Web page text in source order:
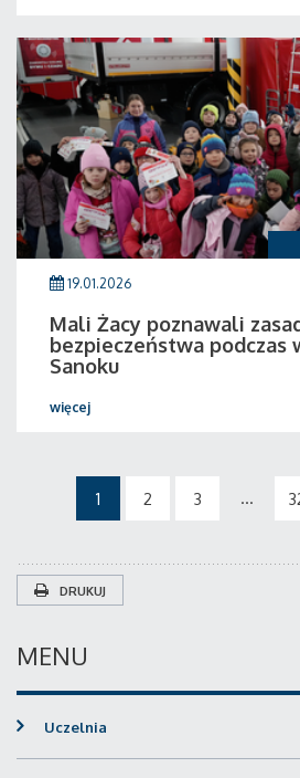
19.01.2026
Mali Żacy poznawali
bezpieczeństwa podczas
Sanoku
więcej
1 2 3 ...
DRUKUJ
MENU
Uczelnia